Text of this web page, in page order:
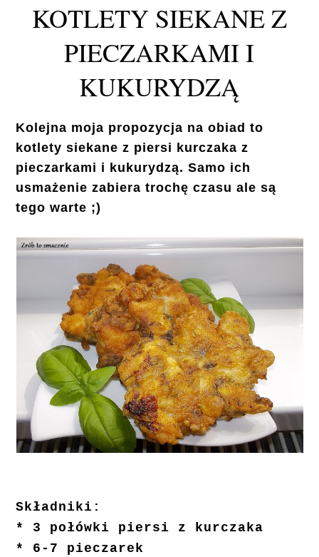
KOTLETY SIEKANE Z
PIECZARKAMI I
KUKURYDZĄ
Kolejna moja propozycja na obiad to
kotlety siekane z piersi kurczaka z
pieczarkami i kukurydzą. Samo ich
usmażenie zabiera trochę czasu ale są
tego warte ;)
Składniki:
* 3 połówki piersi z kurczaka
* 6-7 pieczarek